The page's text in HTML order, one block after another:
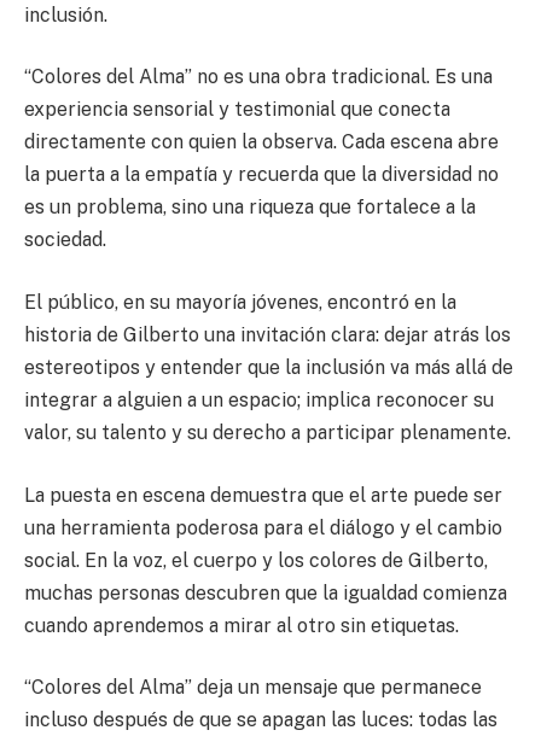
inclusión.
“Colores del Alma” no es una obra tradicional. Es una
experiencia sensorial y testimonial que conecta
directamente con quien la observa. Cada escena abre
la puerta a la empatía y recuerda que la diversidad no
es un problema, sino una riqueza que fortalece a la
sociedad.
El público, en su mayoría jóvenes, encontró en la
historia de Gilberto una invitación clara: dejar atrás los
estereotipos y entender que la inclusión va más allá de
integrar a alguien a un espacio; implica reconocer su
valor, su talento y su derecho a participar plenamente.
La puesta en escena demuestra que el arte puede ser
una herramienta poderosa para el diálogo y el cambio
social. En la voz, el cuerpo y los colores de Gilberto,
muchas personas descubren que la igualdad comienza
cuando aprendemos a mirar al otro sin etiquetas.
“Colores del Alma” deja un mensaje que permanece
incluso después de que se apagan las luces: todas las